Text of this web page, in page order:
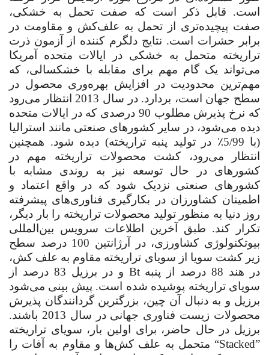
است. قابل ذکر است که صفت تحمل به خشکی،
صفت پیچیده‌تری از تحمل به علف‌کش و مقاومت در
برابر حشرات است. نتایج دلگرم کننده از آزمون ذرت
تراریخته متحمل به خشکی در ایالات متحده آمریکا
می‌تواند یک گام مهم برای مقابله با خشکسالی، که
مهم‌ترین محدودیت در افزایش بهره‌وری محصول در
سطح جهان است، بردارد. در سال 2013 انتظار می‌رود
که نرخ پذیرش مطلوب 90 درصدی که در ایالات متحده
دیده می‌شود، در سایر کشورهای صنعتی مانند استرالیا
(با 5/99٪ در تولید پنبه تراریخته) دیده شود. همچنین
انتظار می‌رود، کشت محصولات تراریخته مهم در
کشورهای در حال توسعه نیز به روندی مشابه با
کشورهای صنعتی نزدیک شود که در واقع اعتماد و
اطمینان کشاورزان در بکارگیری فناوری‌های پیشرفته
روز دنیا به منظور تولید محصولات تراریخته را بار دیگر،
تکرار کند. طبق آخرین اطلاعات سرویس بین‌المللی
بیوتکنولوژی کشاورزی، در آرژانتین 100 درصد سطح
زیر کشت سویا از سویای تراریخته مقاوم به علف کش،
در هند 88 درصد از پنبه
Bt
و در برزیل 83 درصد از
سویای تراریخته پوشیده شده است. پیش بینی می‌شود
برزیل و به دنبال آن چین، بزرگترین گردانندگان پذیرش
محصولات زیست فناوری جهانی در سال 2013 باشند.
برزیل در حال حاضر، برای اولین بار، سویای تراریخته
“Stacked” متحمل به علف کش‌ها و مقاوم به آفات را